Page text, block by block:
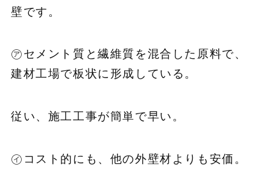
壁です。
㋐セメント質と繊維質を混合した原料で、
建材工場で板状に形成している。
従い、施工工事が簡単で早い。
㋑コスト的にも、他の外壁材よりも安価。